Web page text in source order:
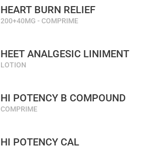
HEART BURN RELIEF
200+40MG - COMPRIME
HEET ANALGESIC LINIMENT
LOTION
HI POTENCY B COMPOUND
COMPRIME
HI POTENCY CAL